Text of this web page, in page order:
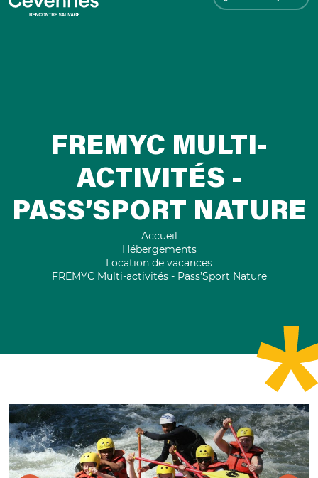
FREMYC MULTI-
ACTIVITÉS -
PASS’SPORT NATURE
Accueil
Hébergements
Location de vacances
FREMYC Multi-activités - Pass’Sport Nature